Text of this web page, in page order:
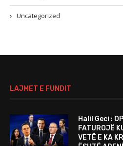
Uncategorized
LAJMET E FUNDIT
Halil Geci :
FATUROJË
VETË E KA